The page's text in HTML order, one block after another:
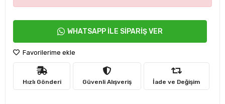
WHATSAPP İLE SİPARİŞ VER
Favorilerime ekle
Hızlı Gönderi Güvenli Alışveriş İade ve Değişim